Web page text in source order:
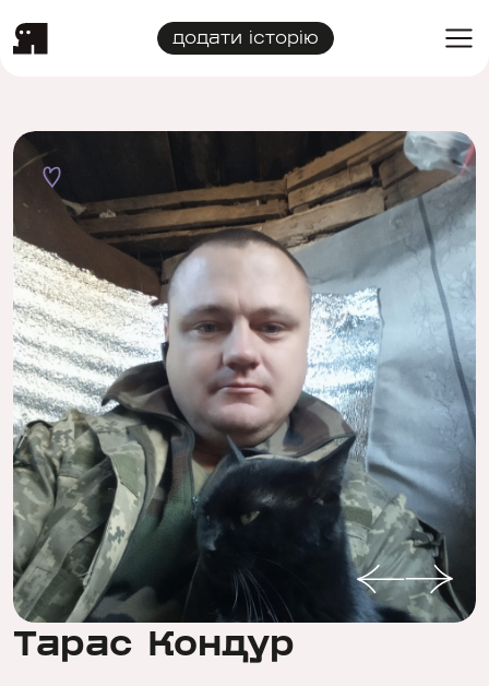
додати історію
Тарас Кондур